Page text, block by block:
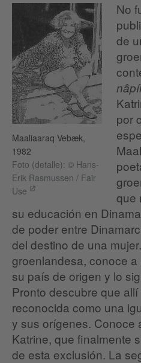
Maaliaaraq Vebæk,
1982
Foto (detalle): © Hans-
Erik Rasmussen / Fair
Use
No
de
por
que
su educación en
de poder entre
del destino de una
groenlandesa, conoce
su país de origen y lo
Pronto descubre que
reconocida como una
y sus orígenes. Conoce
Katrine, que finalmente
de esta exclusión. La